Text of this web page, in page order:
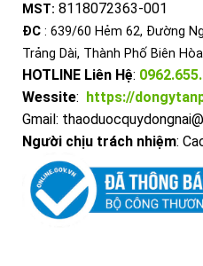
MST: 8118072363-001
ĐC : 639/60 Hẻm 62, Đường
Trảng Dài, Thành Phố Biên
HOTLINE Liên Hệ:
Wessite: https://
Gmail:
Người chịu trách nhiệm: